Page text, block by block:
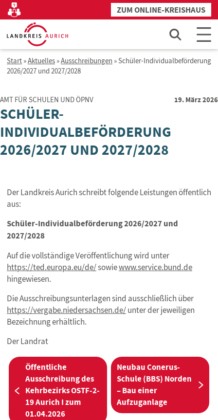
Zum
Inhalt
springen
Kontakt ZUM ONLINE-KREISHAUS
Start »Aktuelles »Ausschreibungen »Schüler-Individualbeförderung
2026/2027 und 2027/2028
AMT FÜR SCHULEN UND ÖPNV 19. März 2026
SCHÜLER-
INDIVIDUALBEFÖRDERUNG
2026/2027 UND 2027/2028
Der Landkreis Aurich schreibt folgende Leistungen öffentlich
aus:
Schüler-Individualbeförderung 2026/2027 und
2027/2028
Auf die vollständige Veröffentlichung wird unter
https://ted.europa.eu/de/sowiewww.service.bund.de
hingewiesen.
Die Ausschreibungsunterlagen sind ausschließlich über
https://vergabe.niedersachsen.de/unter der jeweiligen
Bezeichnung erhältlich.
Der Landrat
BEITRAGSNAVIGATION
Vorherige:
Öffentliche
Ausschreibung des
Kehrbezirks OSTF-2-
19 Aurich I zum
01.04.2026
Neubau Conerus-
Schule (BBS) Norden
– Bau einer
Aufzuganlage